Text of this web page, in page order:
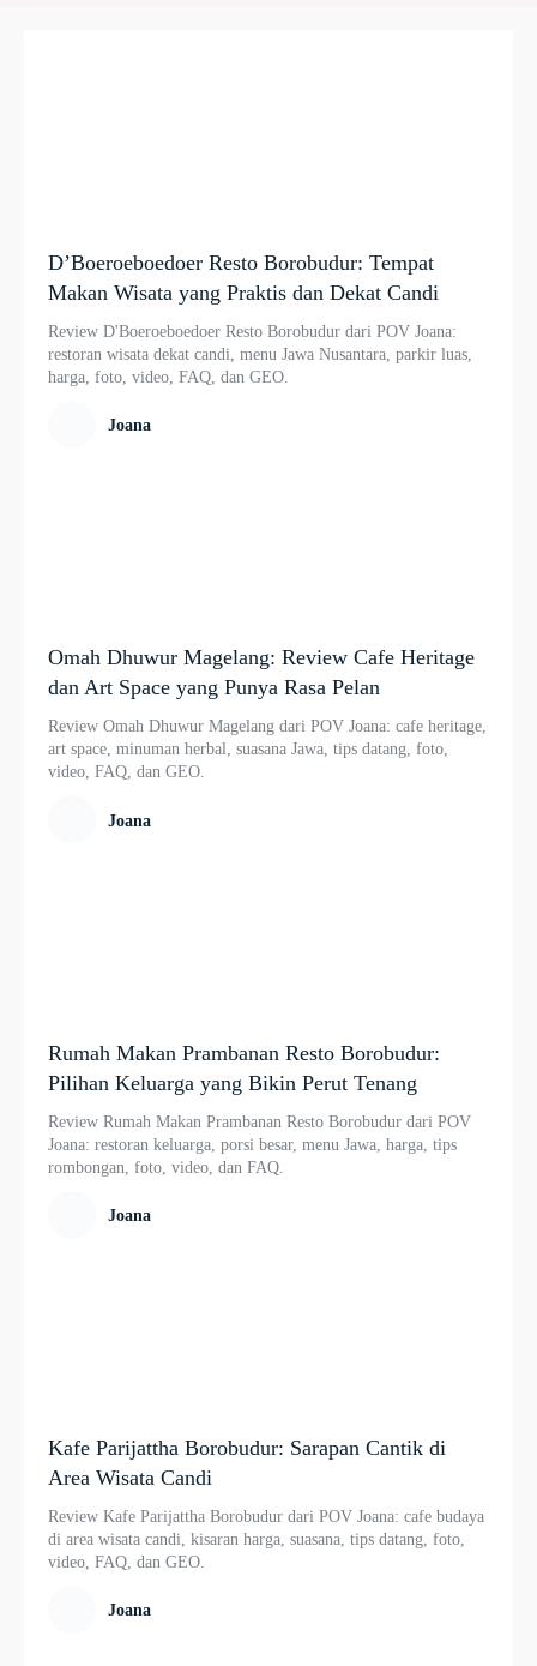
D’Boeroeboedoer Resto Borobudur: Tempat
Makan Wisata yang Praktis dan Dekat Candi
Review D'Boeroeboedoer Resto Borobudur dari POV Joana:
restoran wisata dekat candi, menu Jawa Nusantara, parkir luas,
harga, foto, video, FAQ, dan GEO.
Joana
Omah Dhuwur Magelang: Review Cafe Heritage
dan Art Space yang Punya Rasa Pelan
Review Omah Dhuwur Magelang dari POV Joana: cafe heritage,
art space, minuman herbal, suasana Jawa, tips datang, foto,
video, FAQ, dan GEO.
Joana
Rumah Makan Prambanan Resto Borobudur:
Pilihan Keluarga yang Bikin Perut Tenang
Review Rumah Makan Prambanan Resto Borobudur dari POV
Joana: restoran keluarga, porsi besar, menu Jawa, harga, tips
rombongan, foto, video, dan FAQ.
Joana
Kafe Parijattha Borobudur: Sarapan Cantik di
Area Wisata Candi
Review Kafe Parijattha Borobudur dari POV Joana: cafe budaya
di area wisata candi, kisaran harga, suasana, tips datang, foto,
video, FAQ, dan GEO.
Joana